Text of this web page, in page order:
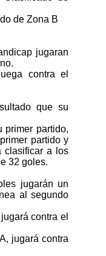
de Zona B
jugaran
contra el
que su
primer partido,
partido y
clasificar a los
32 goles.
jugarán un
al segundo
contra el
jugará contra